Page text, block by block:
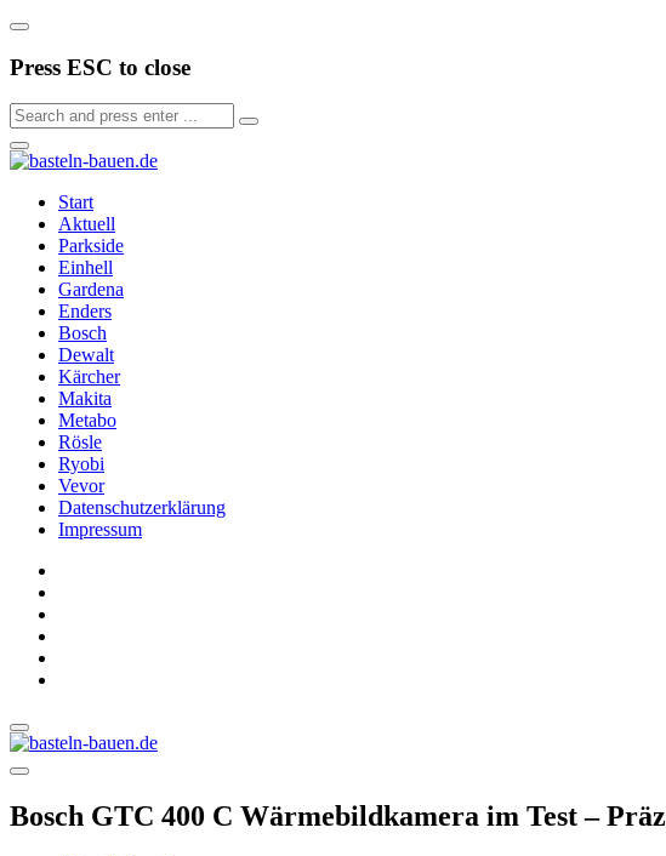
Press ESC to close
Start
Aktuell
Parkside
Einhell
Gardena
Enders
Bosch
Dewalt
Kärcher
Makita
Metabo
Rösle
Ryobi
Vevor
Datenschutzerklärung
Impressum
Bosch GTC 400 C Wärmebildkamera im Test –